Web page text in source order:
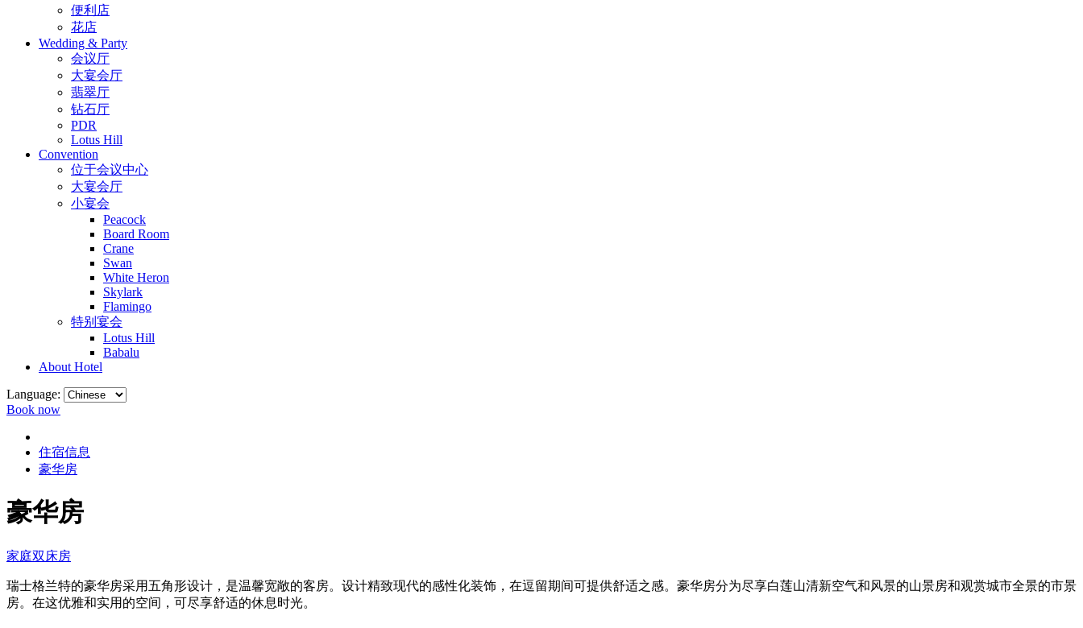
便利店
花店
Wedding & Party
会议厅
大宴会厅
翡翠厅
钻石厅
PDR
Lotus Hill
Convention
位于会议中心
大宴会厅
小宴会
Peacock
Board Room
Crane
Swan
White Heron
Skylark
Flamingo
特别宴会
Lotus Hill
Babalu
About Hotel
Language:
Book now
住宿信息
豪华房
豪华房
家庭双床房
瑞士格兰特的豪华房采用五角形设计，是温馨宽敞的客房。设计精致现代的感性化装饰，在逗留期间可提供舒适之感。豪华房分为尽享白莲山清新空气和风景的山景房和观赏城市全景的市景
房。在这优雅和实用的空间，可尽享舒适的休息时光。